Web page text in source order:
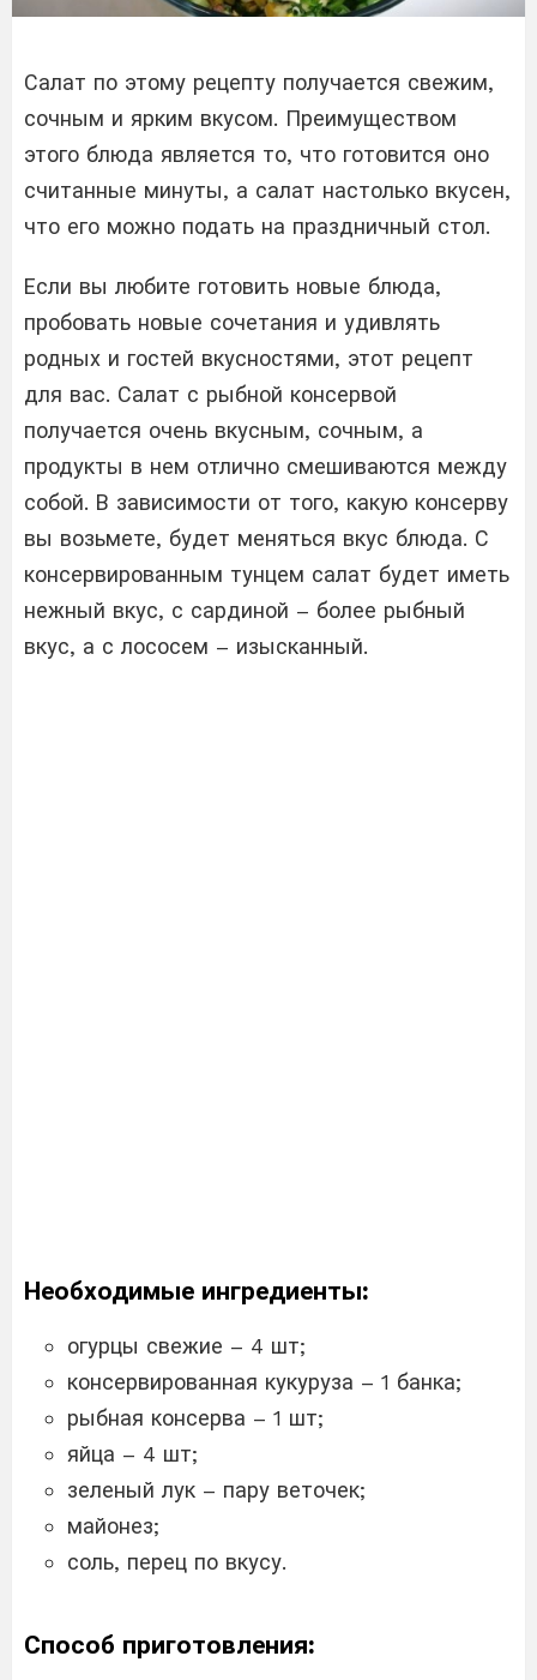
Салат по этому рецепту получается свежим,
сочным и ярким вкусом. Преимуществом
этого блюда является то, что готовится оно
считанные минуты, а салат настолько вкусен,
что его можно подать на праздничный стол.
Если вы любите готовить новые блюда,
пробовать новые сочетания и удивлять
родных и гостей вкусностями, этот рецепт
для вас. Салат с рыбной консервой
получается очень вкусным, сочным, а
продукты в нем отлично смешиваются между
собой. В зависимости от того, какую консерву
вы возьмете, будет меняться вкус блюда. С
консервированным тунцем салат будет иметь
нежный вкус, с сардиной – более рыбный
вкус, а с лососем – изысканный.
Необходимые ингредиенты:
огурцы свежие – 4 шт;
консервированная кукуруза – 1 банка;
рыбная консерва – 1 шт;
яйца – 4 шт;
зеленый лук – пару веточек;
майонез;
соль, перец по вкусу.
Способ приготовления: